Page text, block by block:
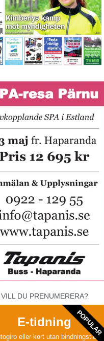
VILL DU PRENUMERERA?
E-tidning
eller kort utan bindningstid
POPULAR